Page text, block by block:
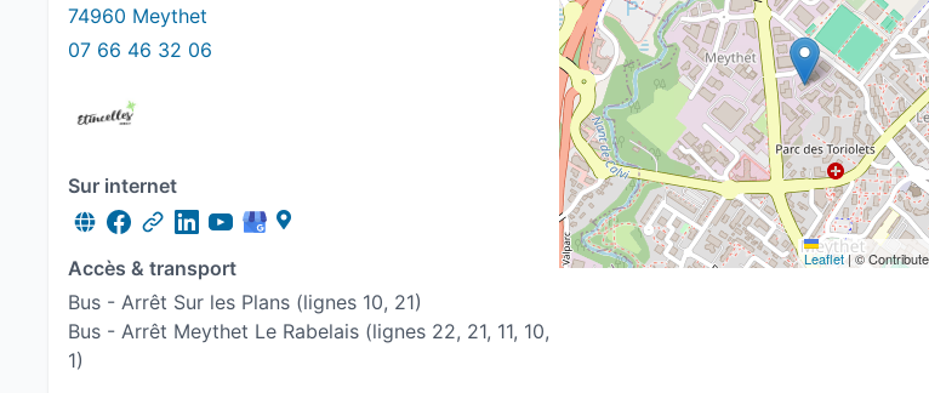
74960 Meythet
07 66 46 32 06
Sur internet
Accès & transport
Bus - Arrêt Sur les Plans (lignes 10, 21)
Bus - Arrêt Meythet Le Rabelais (lignes 22, 21, 11, 10,
1)
Leaflet|©